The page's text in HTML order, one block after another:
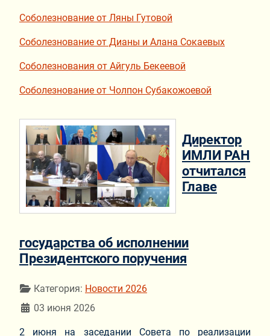
Соболезнование от Ляны Гутовой
Соболезнование от Дианы и Алана Сокаевых
Соболезнования от Айгуль Бекеевой
Соболезнование от Чолпон Субакожоевой
Директор
ИМЛИ РАН
отчитался
Главе
государства об исполнении
Президентского поручения
Информация о материале
Категория: Новости 2026
03 июня 2026
2 июня на заседании Совета по реализации